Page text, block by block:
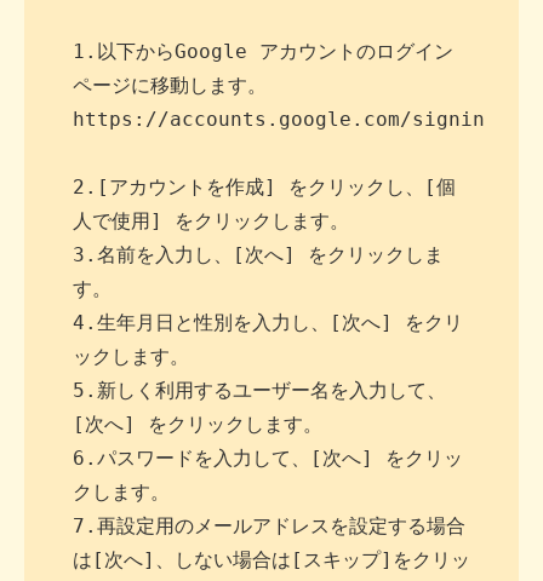
1.以下からGoogle アカウントのログイン
ページに移動します。
https://accounts.google.com/signin
2.[アカウントを作成] をクリックし、[個
人で使用] をクリックします。
3.名前を入力し、[次へ] をクリックしま
す。
4.生年月日と性別を入力し、[次へ] をクリ
ックします。
5.新しく利用するユーザー名を入力して、
[次へ] をクリックします。
6.パスワードを入力して、[次へ] をクリッ
クします。
7.再設定用のメールアドレスを設定する場合
は[次へ]、しない場合は[スキップ]をクリッ